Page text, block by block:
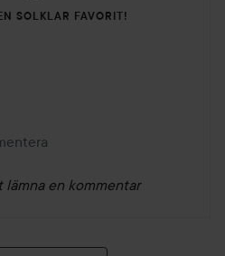
SOLKLAR FAVORIT!
lämna en kommentar